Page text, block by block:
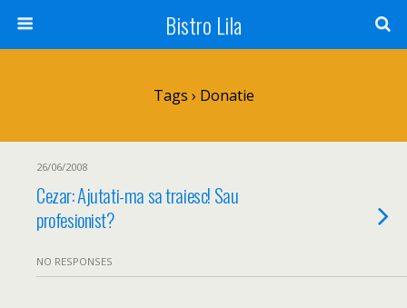
Bistro Lila
Tags › Donatie
26/06/2008
Cezar: Ajutati-ma sa traiesc! Sau
profesionist?
NO RESPONSES